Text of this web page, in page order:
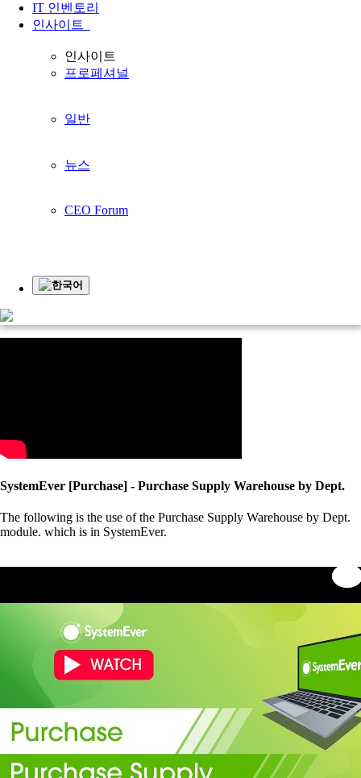
IT 인벤토리
인사이트
인사이트
프로페셔널
일반
뉴스
CEO Forum
한국어
귀하의 비즈니스를
더 좋게 만들기
귀사의 사업과 함께 성장합니다
SystemEver [Purchase] - Purchase Supply Warehouse by Dept.
The following is the use of the Purchase Supply Warehouse by Dept.
module. which is in SystemEver.